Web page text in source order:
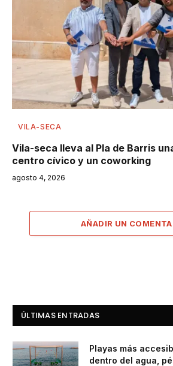
VILA-SECA
Vila-seca lleva al Pla de Barris
centro cívico y un coworking
agosto 4, 2026
AÑADIR UN
ÚLTIMAS ENTRADAS
Playas más
dentro del agua,